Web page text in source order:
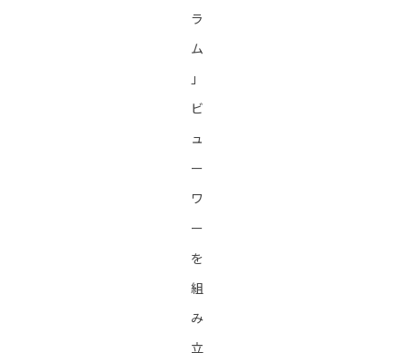
ラ
ム
」
ビ
ュ
ー
ワ
ー
を
組
み
立